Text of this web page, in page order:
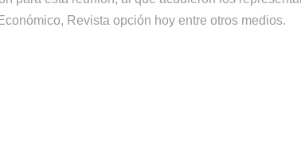
Revista opción hoy entre otros medios.